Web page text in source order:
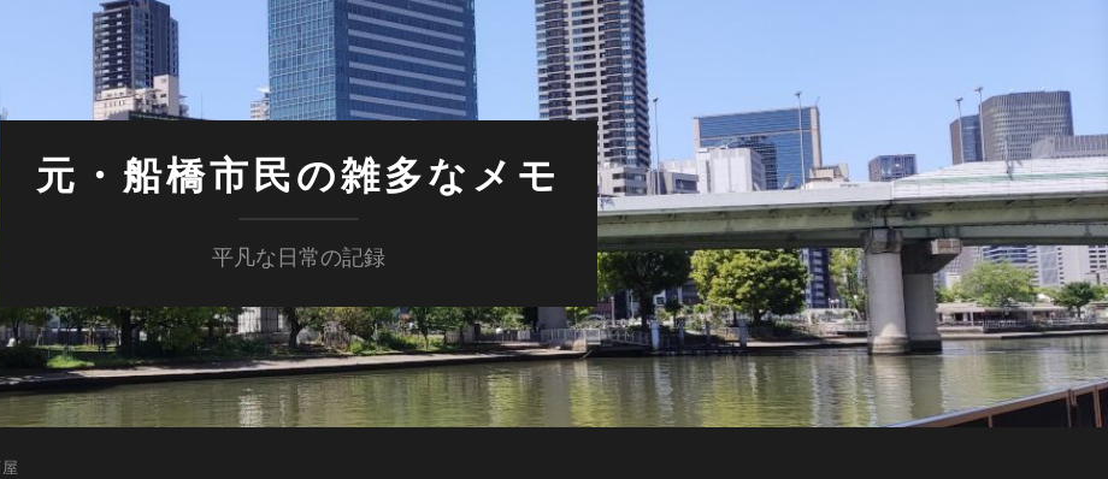
元・船橋市民の雑多なメモ
平凡な日常の記録